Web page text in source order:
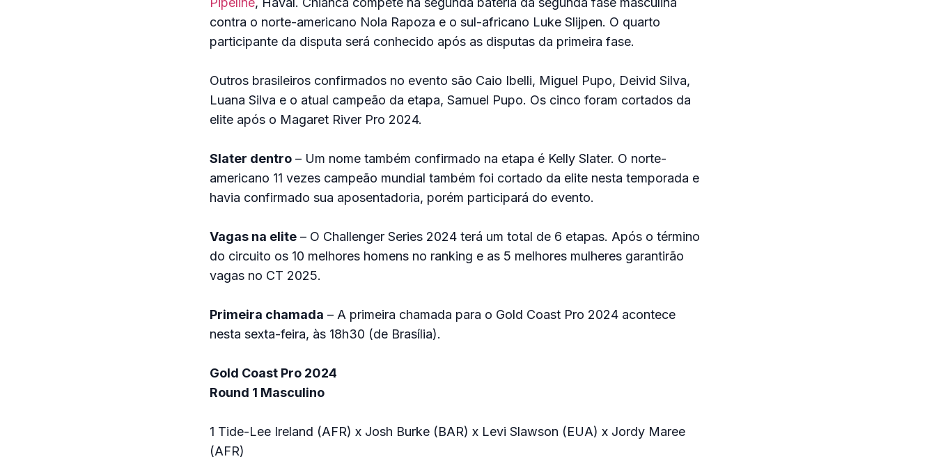
contra o norte-americano Nola Rapoza e o sul-africano Luke Slijpen. O quarto
participante da disputa será conhecido após as disputas da primeira fase.
Outros brasileiros confirmados no evento são Caio Ibelli, Miguel Pupo, Deivid Silva,
Luana Silva e o atual campeão da etapa, Samuel Pupo. Os cinco foram cortados da
elite após o Magaret River Pro 2024.
Slater dentro– Um nome também confirmado na etapa é Kelly Slater. O norte-
americano 11 vezes campeão mundial também foi cortado da elite nesta temporada e
havia confirmado sua aposentadoria, porém participará do evento.
Vagas na elite– O Challenger Series 2024 terá um total de 6 etapas. Após o término
do circuito os 10 melhores homens no ranking e as 5 melhores mulheres garantirão
vagas no CT 2025.
Primeira chamada – A primeira chamada para o Gold Coast Pro 2024 acontece
nesta sexta-feira, às 18h30 (de Brasília).
Gold Coast Pro 2024
Round 1 Masculino
1 Tide-Lee Ireland (AFR) x Josh Burke (BAR) x Levi Slawson (EUA) x Jordy Maree
(AFR)